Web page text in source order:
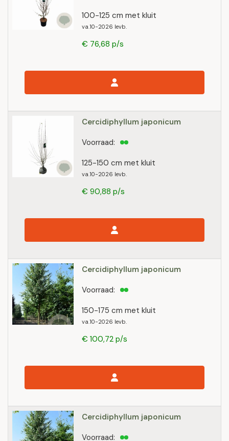
100-125 cm met kluit
va.10-2026 levb.
€ 76,68 p/s
Cercidiphyllum japonicum
125-150 cm met kluit
va.10-2026 levb.
Voorraad:
€ 90,88 p/s
Cercidiphyllum japonicum
150-175 cm met kluit
va.10-2026 levb.
Voorraad:
€ 100,72 p/s
Cercidiphyllum japonicum
Voorraad: